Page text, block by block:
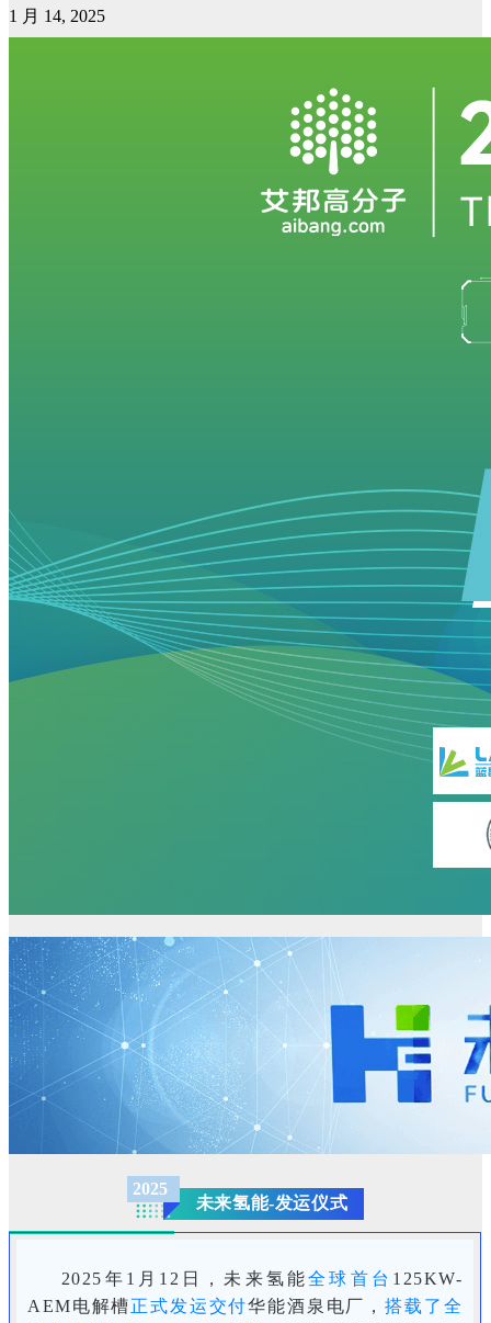
1 月 14, 2025
2025
未来氢能-发运仪式
2025年1月12日，未来氢能全球首台 125KW-
AEM电解槽正式发运交付华能酒泉电厂，搭载了全